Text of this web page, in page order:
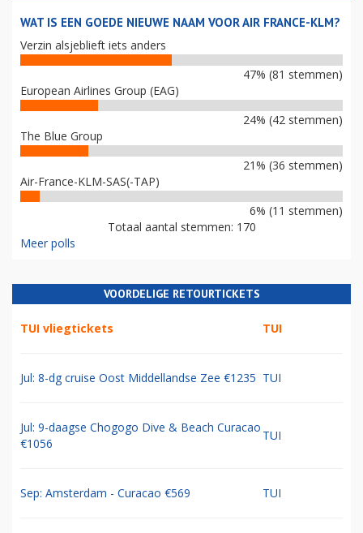
WAT IS EEN GOEDE NIEUWE NAAM VOOR AIR FRANCE-KLM?
Verzin alsjeblieft iets anders
47% (81 stemmen)
European Airlines Group (EAG)
24% (42 stemmen)
The Blue Group
21% (36 stemmen)
Air-France-KLM-SAS(-TAP)
6% (11 stemmen)
Totaal aantal stemmen: 170
Meer polls
VOORDELIGE RETOURTICKETS
TUI vliegtickets TUI
Jul: 8-dg cruise Oost Middellandse Zee €1235 TUI
Jul: 9-daagse Chogogo Dive & Beach Curacao
€1056
TUI
Sep: Amsterdam - Curacao €569 TUI